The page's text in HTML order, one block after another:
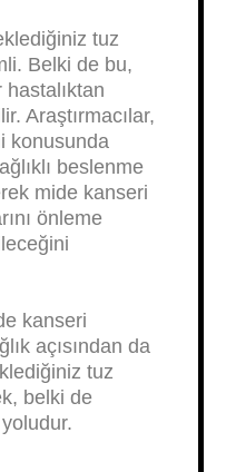
tuz
Belki de bu,
Araştırmacılar,
konusunda
beslenme
mide kanseri
önleme
kanseri
açısından da
tuz
belki de
yoludur.